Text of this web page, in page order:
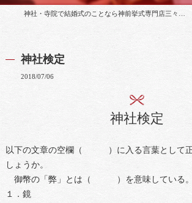
神社検定
2018/07/06
神社検定
以下の文章の空欄（ ）に入る言葉として正
しょうか。
御幣の「弊」とは（ ）を意味している。
１．鏡